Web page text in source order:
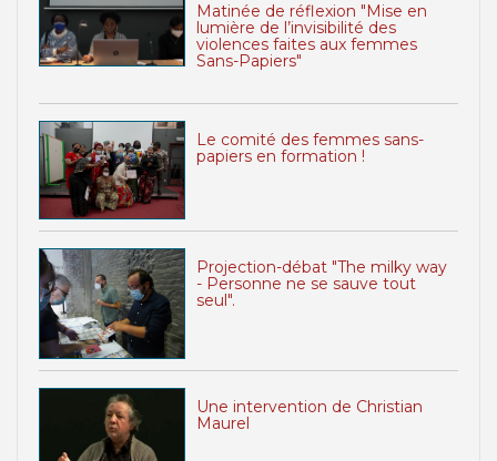
Matinée de réflexion "Mise en
lumière de l’invisibilité des
violences faites aux femmes
Sans-Papiers"
Le comité des femmes sans-
papiers en formation !
Projection-débat "The milky way
- Personne ne se sauve tout
seul".
Une intervention de Christian
Maurel